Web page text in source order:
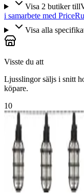
Visa 2 butiker till
i samarbete med
Visa alla
Visste du att
Ljusslingor säljs i snitt
köpare.
10